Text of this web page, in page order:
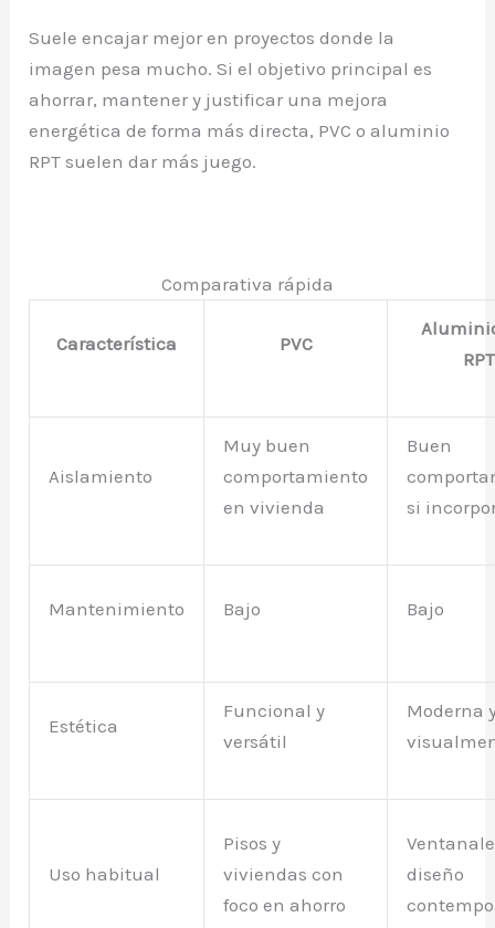
Suele encajar mejor en proyectos donde la
imagen pesa mucho. Si el objetivo principal es
ahorrar, mantener y justificar una mejora
energética de forma más directa, PVC o aluminio
RPT suelen dar más juego.
Comparativa rápida
Característica PVC
RPT
Aislamiento
Muy buen
comportamiento
en vivienda
Buen
si
Mantenimiento Bajo Bajo
Estética
Funcional y
versátil
Moderna
Uso habitual
Pisos y
viviendas con
foco en ahorro
diseño